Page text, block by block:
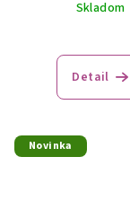
Skladom
Detail
Novinka